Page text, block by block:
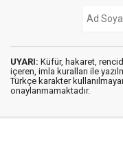
UYARI: Küfür, hakaret,
içeren, imla kuralları ile
Türkçe karakter
onaylanmamaktadır.